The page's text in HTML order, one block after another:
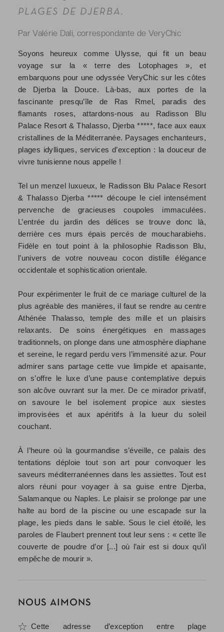
PLAGES DE DJERBA.
Par Valérie Dali, correspondante de VeryChic
Soyons heureux comme Ulysse, qui fit un beau
voyage sur la « terre des Lotophages », et
embarquons pour une odyssée VeryChic sur les côtes
de Djerba la Douce. Là-bas, aux portes de la
fascinante presqu’île de Ras Rmel, paradis des
flamants roses, attardons-nous au Radisson Blu
Palace Resort & Thalasso, Djerba *****, face aux eaux
cristallines de la Méditerranée. Paysages enchanteurs,
plages idylliques, services d’exception : la douceur de
vivre tunisienne nous appelle !
Tel un menzel luxueux, le Radisson Blu Palace Resort
& Thalasso Djerba ***** découpe le ciel intensément
pervenche de gracieuses coupoles immaculées.
L’entrée du jardin des délices se trouve donc là,
derrière ces murs épais percés de moucharabiehs.
Fidèle en tout point à la philosophie Radisson Blu,
l’univers de votre nouveau cocon distille élégance
occidentale et sophistication orientale.
Pour expérimenter le fruit de ce mariage culturel de la
plus agréable des manières, il faut se rendre au centre
Athénée Thalasso, temple des mille et un plaisirs
relaxants. De soins énergétiques en massages
traditionnels, on plonge dans une atmosphère diaphane
et sereine, le regard perdu vers l’immensité azur. Pour
admirer sans partage cette vue limpide et apaisante,
on s’offre le luxe d’une pause contemplative depuis
son alcôve ouvrant sur la mer. De ce mirador privatif,
on savoure le bel isolement propice aux siestes
improvisées et aux apéritifs à la lueur du soleil
couchant.
À l’heure où la gourmandise s’éveille, ce palais des
tentations déploie tout son art pour convoquer les
saveurs méditerranéennes dans les assiettes. Tout est
alors réuni pour voyager à sa guise entre Djerba,
Salamanque ou Naples. Le plaisir se prolonge par une
halte au bord de la piscine ou une escapade sur la
plage, les pieds dans le sable. Sous le ciel étoilé, les
paroles de Flaubert prennent tout leur sens : « cette île
couverte de poudre d’or [...] où l’air est si doux qu’il
empêche de mourir ».
NOUS AIMONS
Cette adresse d’exception entre plage